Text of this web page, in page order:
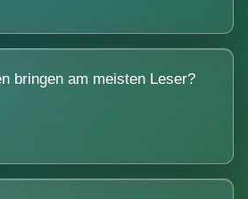
bringen am meisten Leser?